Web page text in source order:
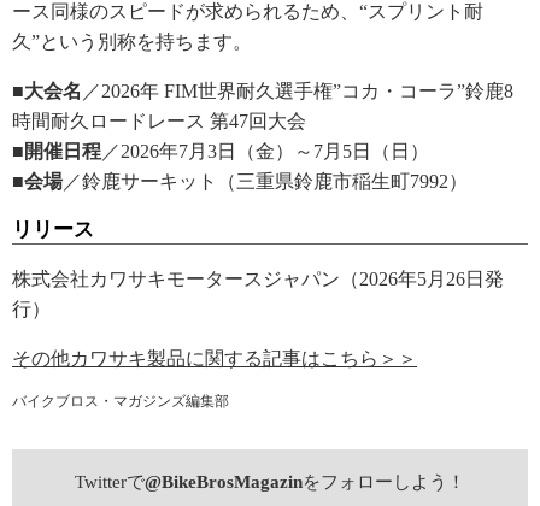
ース同様のスピードが求められるため、“スプリント耐
久”という別称を持ちます。
■大会名 ／2026年 FIM世界耐久選手権”コカ・コーラ”鈴鹿8
時間耐久ロードレース 第47回大会
■開催日程／2026年7月3日（金）～7月5日（日）
■会場／鈴鹿サーキット（三重県鈴鹿市稲生町7992）
リリース
株式会社カワサキモータースジャパン（2026年5月26日発
行）
その他カワサキ製品に関する記事はこちら＞＞
バイクブロス・マガジンズ編集部
Twitterで@BikeBrosMagazinをフォローしよう！